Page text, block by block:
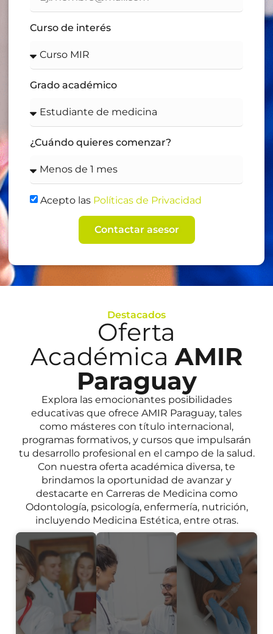
Curso de interés
Grado académico
¿Cuándo quieres comenzar?
Acepto las Políticas de Privacidad
Contactar asesor
Destacados
Oferta
AcadémicaAMIR
Paraguay
Explora las emocionantes posibilidades
educativas que ofrece AMIR Paraguay, tales
como másteres con título internacional,
programas formativos, y cursos que impulsarán
tu desarrollo profesional en el campo de la salud.
Con nuestra oferta académica diversa, te
brindamos la oportunidad de avanzar y
destacarte en Carreras de Medicina como
Odontología, psicología, enfermería, nutrición,
incluyendo Medicina Estética, entre otras.